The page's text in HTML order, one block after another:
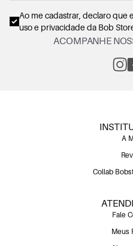
Ao me cadastrar, declaro que
uso e privacidadeda Bob
ACOMPANHE
A
Collab
Fale
Meus